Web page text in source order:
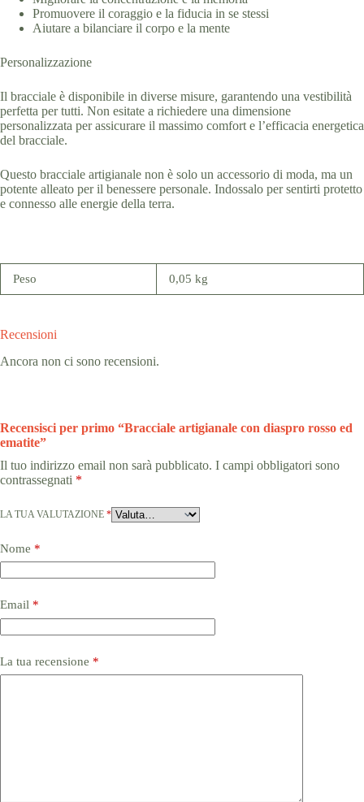
Promuovere il coraggio e la fiducia in se stessi
Aiutare a bilanciare il corpo e la mente
Personalizzazione
Il bracciale è disponibile in diverse misure, garantendo una vestibilità
perfetta per tutti. Non esitate a richiedere una dimensione
personalizzata per assicurare il massimo comfort e l’efficacia energetica
del bracciale.
Questo bracciale artigianale non è solo un accessorio di moda, ma un
potente alleato per il benessere personale. Indossalo per sentirti protetto
e connesso alle energie della terra.
Peso 0,05 kg
Recensioni
Ancora non ci sono recensioni.
Recensisci per primo “Bracciale artigianale con diaspro rosso ed
ematite”
Il tuo indirizzo email non sarà pubblicato. I campi obbligatori sono
contrassegnati *
LA TUA VALUTAZIONE *
Nome *
Email *
La tua recensione *